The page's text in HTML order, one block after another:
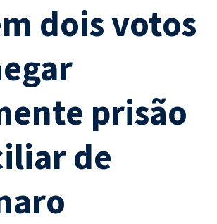
dois votos
prisão
de